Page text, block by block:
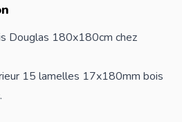
Douglas 180x180cm chez
15 lamelles 17x180mm bois